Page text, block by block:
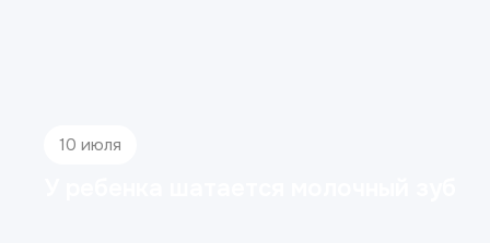
10 июля